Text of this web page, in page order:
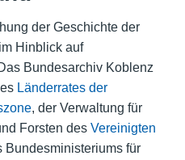
der Geschichte der
Hinblick auf
Bundesarchiv Koblenz
Länderrates der
, der Verwaltung für
Forsten des Vereinigten
für